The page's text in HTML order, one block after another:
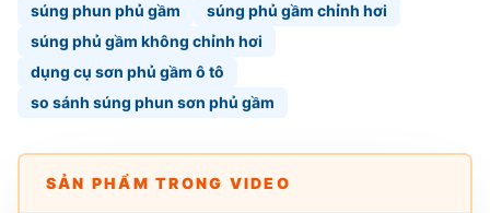
súng phun phủ gầm
súng phủ gầm chỉnh hơi
súng phủ gầm không chỉnh hơi
dụng cụ sơn phủ gầm ô tô
so sánh súng phun sơn phủ gầm
SẢN PHẨM TRONG VIDEO